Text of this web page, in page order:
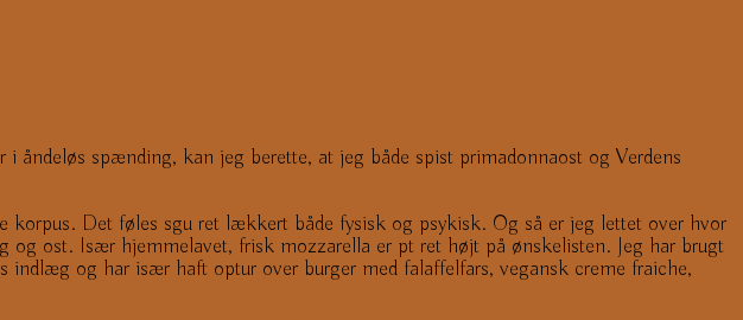
spænding, kan jeg berette, at jeg både spist primadonnaost og Verdens
Det føles sgu ret lækkert både fysisk og psykisk. Og så er jeg lettet over hvor
ost. Især hjemmelavet, frisk mozzarella er pt ret højt på ønskelisten. Jeg har brugt
indlæg og har især haft optur over burger med falaffelfars, vegansk creme fraiche,